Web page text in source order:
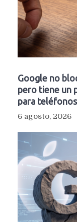
Google no
pero tiene un
para
6 agosto, 2026